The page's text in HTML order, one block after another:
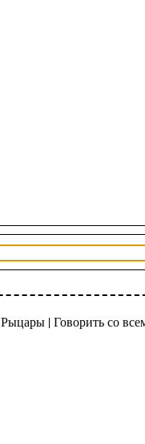
|Говорить со